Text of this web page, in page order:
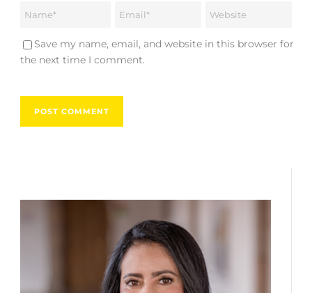
Save my name, email, and website in this browser for
the next time I comment.